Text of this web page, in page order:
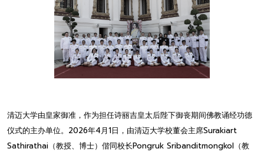
清迈大学由皇家御准，作为担任诗丽吉皇太后陛下御丧期间佛教诵经功德
仪式的主办单位。2026年4月1日，由清迈大学校董会主席Surakiart
Sathirathai（教授、博士）偕同校长Pongruk Sribanditmongkol（教